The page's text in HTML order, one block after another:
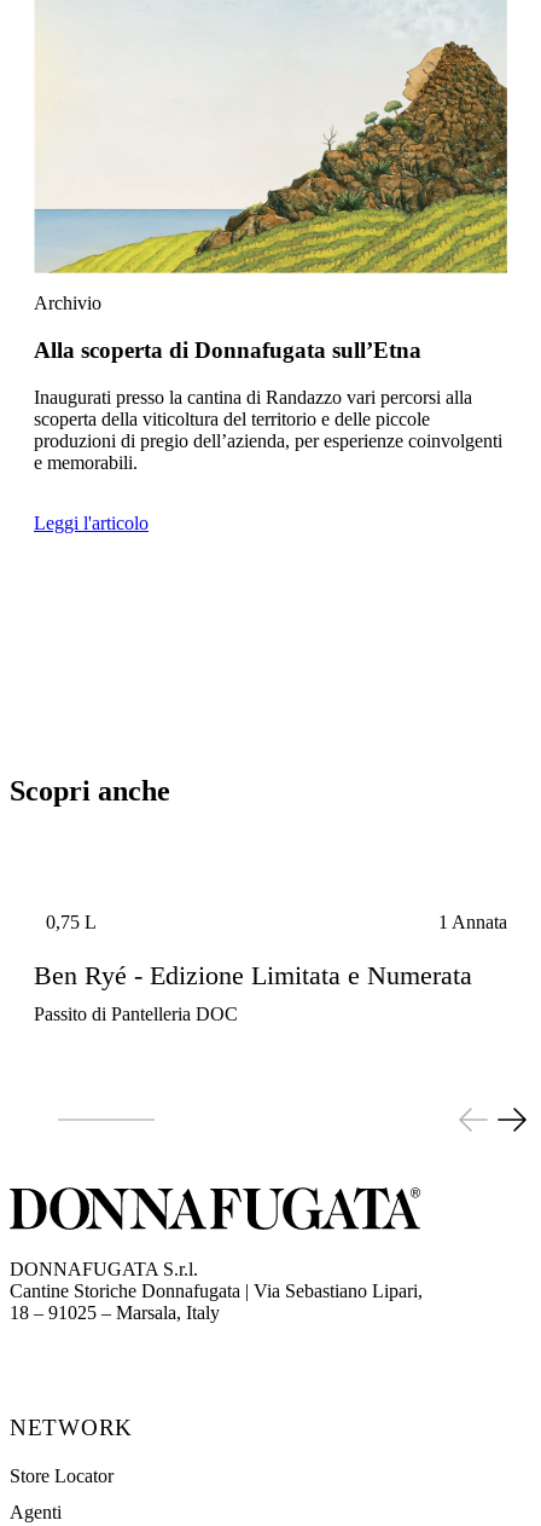
Archivio
Alla scoperta di Donnafugata sull’Etna
Inaugurati presso la cantina di Randazzo vari percorsi alla
scoperta della viticoltura del territorio e delle piccole
produzioni di pregio dell’azienda, per esperienze coinvolgenti
e memorabili.
Leggi l'articolo
Scopri anche
0,75 L 1 Annata
Ben Ryé - Edizione Limitata e Numerata
Passito di Pantelleria DOC
DONNAFUGATA S.r.l.
Cantine Storiche Donnafugata | Via Sebastiano Lipari,
18 – 91025 – Marsala, Italy(opens in new tab)
NETWORK
Store Locator
Agenti